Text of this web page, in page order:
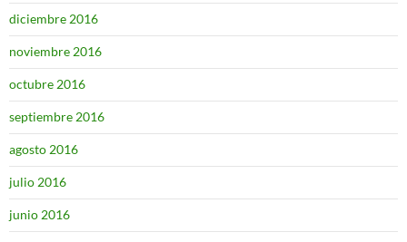
diciembre 2016
noviembre 2016
octubre 2016
septiembre 2016
agosto 2016
julio 2016
junio 2016